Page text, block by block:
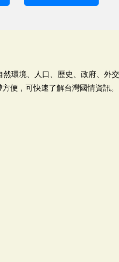
環境、人口、歷史、政府、外
便，可快速了解台灣國情資訊。